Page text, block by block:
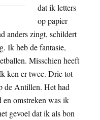
dat ik letters
op papier
anders zingt, schildert
Ik heb de fantasie,
Misschien heeft
ken er twee. Drie tot
de Antillen. Het had
en omstreken was ik
gevoel dat ik als bon